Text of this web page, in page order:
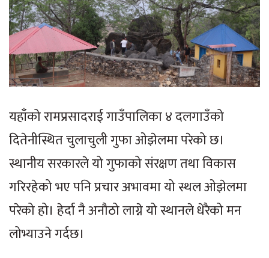
यहाँको रामप्रसादराई गाउँपालिका ४ दलगाउँको
दितेनीस्थित चुलाचुली गुफा ओझेलमा परेको छ।
स्थानीय सरकारले यो गुफाको संरक्षण तथा विकास
गरिरहेको भए पनि प्रचार अभावमा यो स्थल ओझेलमा
परेको हो। हेर्दा नै अनौठो लाग्ने यो स्थानले धेरैको मन
लोभ्याउने गर्दछ।